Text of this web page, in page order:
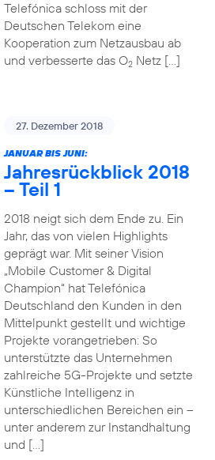
Telefónica schloss mit der
Deutschen Telekom eine
Kooperation zum Netzausbau ab
und verbesserte das O2Netz […]
27. Dezember 2018
JANUAR BIS JUNI:
Jahresrückblick 2018
– Teil 1
2018 neigt sich dem Ende zu. Ein
Jahr, das von vielen Highlights
geprägt war. Mit seiner Vision
„Mobile Customer & Digital
Champion“ hat Telefónica
Deutschland den Kunden in den
Mittelpunkt gestellt und wichtige
Projekte vorangetrieben: So
unterstützte das Unternehmen
zahlreiche 5G-Projekte und setzte
Künstliche Intelligenz in
unterschiedlichen Bereichen ein –
unter anderem zur Instandhaltung
und […]